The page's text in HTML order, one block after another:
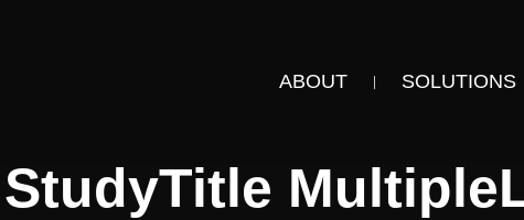
ABOUT SOLUTIONS